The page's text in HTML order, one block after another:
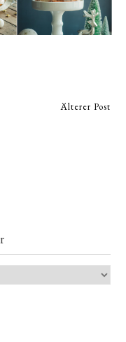
Älterer Post